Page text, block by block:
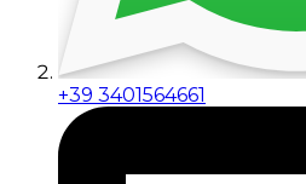
+39 3401564661